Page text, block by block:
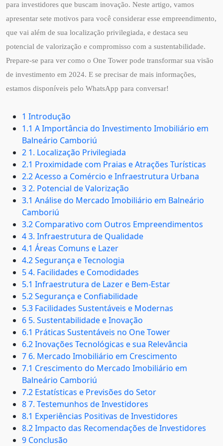
para investidores que buscam inovação. Neste artigo, vamos
apresentar sete motivos para você considerar esse empreendimento,
que vai além de sua localização privilegiada, e destaca seu
potencial de valorização e compromisso com a sustentabilidade.
Prepare-se para ver como o One Tower pode transformar sua visão
de investimento em 2024. E se precisar de mais informações,
estamos disponíveis pelo WhatsApp para conversar!
1 Introdução
1.1 A Importância do Investimento Imobiliário em
Balneário Camboriú
2 1. Localização Privilegiada
2.1 Proximidade com Praias e Atrações Turísticas
2.2 Acesso a Comércio e Infraestrutura Urbana
3 2. Potencial de Valorização
3.1 Análise do Mercado Imobiliário em Balneário
Camboriú
3.2 Comparativo com Outros Empreendimentos
4 3. Infraestrutura de Qualidade
4.1 Áreas Comuns e Lazer
4.2 Segurança e Tecnologia
5 4. Facilidades e Comodidades
5.1 Infraestrutura de Lazer e Bem-Estar
5.2 Segurança e Confiabilidade
5.3 Facilidades Sustentáveis e Modernas
6 5. Sustentabilidade e Inovação
6.1 Práticas Sustentáveis no One Tower
6.2 Inovações Tecnológicas e sua Relevância
7 6. Mercado Imobiliário em Crescimento
7.1 Crescimento do Mercado Imobiliário em
Balneário Camboriú
7.2 Estatísticas e Previsões do Setor
8 7. Testemunhos de Investidores
8.1 Experiências Positivas de Investidores
8.2 Impacto das Recomendações de Investidores
9 Conclusão